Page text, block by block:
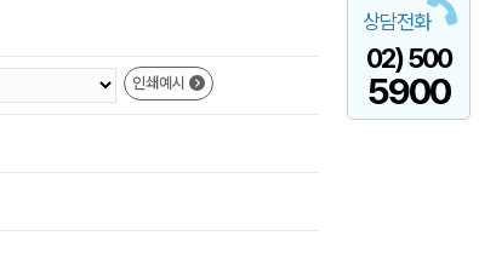
상담전화
02) 500
5900
인쇄예시